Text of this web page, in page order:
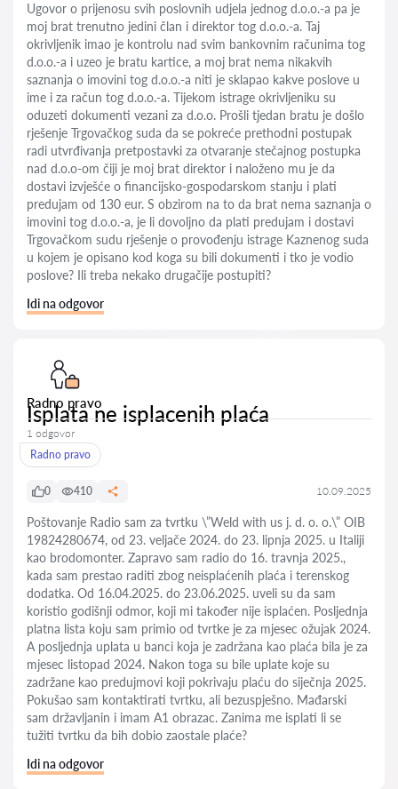
Ugovor o prijenosu svih poslovnih udjela jednog d.o.o.-a pa je
moj brat trenutno jedini član i direktor tog d.o.o.-a. Taj
okrivljenik imao je kontrolu nad svim bankovnim računima tog
d.o.o.-a i uzeo je bratu kartice, a moj brat nema nikakvih
saznanja o imovini tog d.o.o.-a niti je sklapao kakve poslove u
ime i za račun tog d.o.o.-a. Tijekom istrage okrivljeniku su
oduzeti dokumenti vezani za d.o.o. Prošli tjedan bratu je došlo
rješenje Trgovačkog suda da se pokreće prethodni postupak
radi utvrđivanja pretpostavki za otvaranje stečajnog postupka
nad d.o.o-om čiji je moj brat direktor i naloženo mu je da
dostavi izvješće o financijsko-gospodarskom stanju i plati
predujam od 130 eur. S obzirom na to da brat nema saznanja o
imovini tog d.o.o.-a, je li dovoljno da plati predujam i dostavi
Trgovačkom sudu rješenje o provođenju istrage Kaznenog suda
u kojem je opisano kod koga su bili dokumenti i tko je vodio
poslove? Ili treba nekako drugačije postupiti?
Idi na odgovor
Radno pravo
Isplata ne isplacenih plaća
1 odgovor
Radno pravo
0 410 10.09.2025
Poštovanje Radio sam za tvrtku \”Weld with us j. d. o. o.\” OIB
19824280674, od 23. veljače 2024. do 23. lipnja 2025. u Italiji
kao brodomonter. Zapravo sam radio do 16. travnja 2025.,
kada sam prestao raditi zbog neisplaćenih plaća i terenskog
dodatka. Od 16.04.2025. do 23.06.2025. uveli su da sam
koristio godišnji odmor, koji mi također nije isplaćen. Posljednja
platna lista koju sam primio od tvrtke je za mjesec ožujak 2024.
A posljednja uplata u banci koja je zadržana kao plaća bila je za
mjesec listopad 2024. Nakon toga su bile uplate koje su
zadržane kao predujmovi koji pokrivaju plaću do siječnja 2025.
Pokušao sam kontaktirati tvrtku, ali bezuspješno. Mađarski
sam državljanin i imam A1 obrazac. Zanima me isplati li se
tužiti tvrtku da bih dobio zaostale plaće?
Idi na odgovor